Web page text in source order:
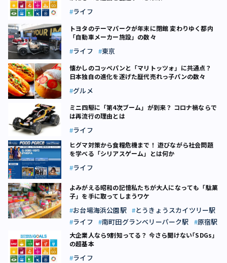
ライフ
トヨタのテーマパークが年末に閉館 変わりゆく都内
「自動車メーカー施設」の数々
ライフ 東京
懐かしのコッペパンと「マリトッツォ」に共通点？
日本独自の進化を遂げた歴代売れっ子パンの数々
グルメ
ミニ四駆に「第4次ブーム」が到来？ コロナ禍ならで
は再流行の理由とは
ライフ
ヒグマ対策から食糧危機まで！ 遊びながら社会問題
を学べる「シリアスゲーム」とは何か
ライフ
よみがえる昭和の記憶――私たちが大人になっても「駄菓
子」を手に取ってしまうワケ
お台場海浜公園駅
とうきょうスカイツリー駅
ライフ
南町田グランベリーパーク駅 原宿駅
大企業人なら9割知ってる？ 今さら聞けない｢SDGs｣
の超基本
ライフ